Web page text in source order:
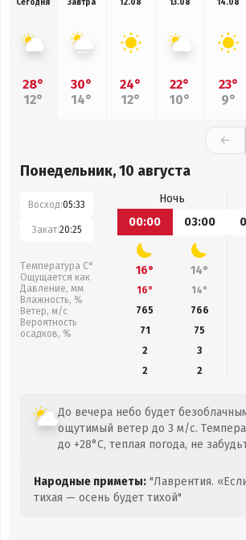
Сегодня
28°
12°
Завтра
30°
14°
12.08
24°
12°
13.08
22°
10°
14.08
23°
9°
Понедельник, 10 августа
Восход:05:33
Закат:20:25
Температура С°
Ощущается как
Давление, мм
Влажность, %
Ветер, м/с
Вероятность
осадков, %
Ночь
00:00
03:00
16° 14°
16° 14°
765
766
71
75
2
3
2
2
До вечера небо будет
ощутимый ветер до 3 м/с.
до +28°C, теплая погода, не
Народные приметы: "Лаврентия.
тихая — осень будет тихой"